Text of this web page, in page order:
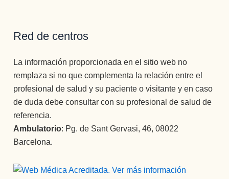
Red de centros
La información proporcionada en el sitio web no
remplaza si no que complementa la relación entre el
profesional de salud y su paciente o visitante y en caso
de duda debe consultar con su profesional de salud de
referencia.
Ambulatorio: Pg. de Sant Gervasi, 46, 08022
Barcelona.